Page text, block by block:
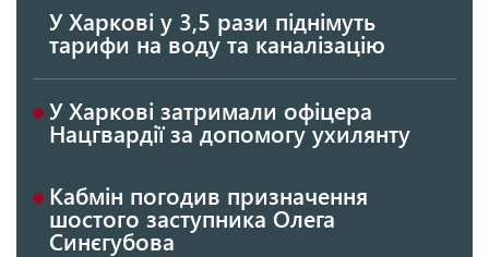
У Харкові у 3,5 рази піднімуть
тарифи на воду та каналізацію
У Харкові затримали офіцера
Нацгвардії за допомогу ухилянту
Кабмін погодив призначення
шостого заступника Олега
Синєгубова